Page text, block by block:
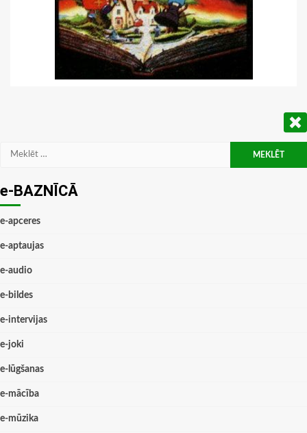
Meklēt:
e-BAZNĪCĀ
e-apceres
e-aptaujas
e-audio
e-bildes
e-intervijas
e-joki
e-lūgšanas
e-mācība
e-mūzika